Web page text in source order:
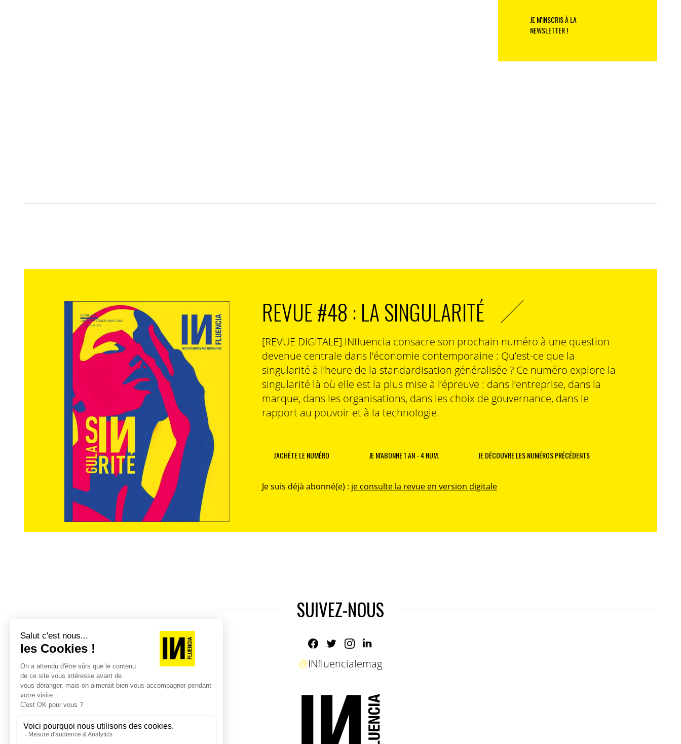
JE M'INSCRIS À LA
NEWSLETTER !
REVUE #48 : LA SINGULARITÉ
[REVUE DIGITALE] INfluencia consacre son prochain numéro à une question
devenue centrale dans l’économie contemporaine : Qu’est-ce que la
singularité à l’heure de la standardisation généralisée ? Ce numéro explore la
singularité là où elle est la plus mise à l’épreuve : dans l’entreprise, dans la
marque, dans les organisations, dans les choix de gouvernance, dans le
rapport au pouvoir et à la technologie.
J'ACHÈTE LE NUMÉRO JE M'ABONNE 1 AN - 4 NUM. JE DÉCOUVRE LES NUMÉROS PRÉCÉDENTS
Je suis déjà abonné(e) : je consulte la revue en version digitale
SUIVEZ-NOUS
@INfluencialemag